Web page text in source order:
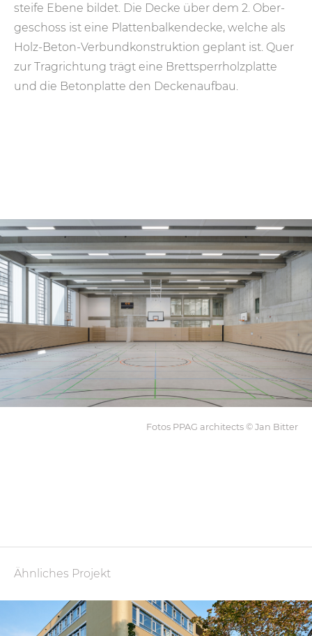
steife Ebene bildet. Die Decke über dem 2. Ober­
geschoss ist eine Platten­balken­decke, welche als
Holz-Beton-Verbund­kon­struk­tion geplant ist. Quer
zur Trag­rich­tung trägt eine Brett­sperr­holz­platte
und die Beton­platte den Decken­auf­bau.
Fotos PPAG architects © Jan Bitter
Ähnliches Projekt